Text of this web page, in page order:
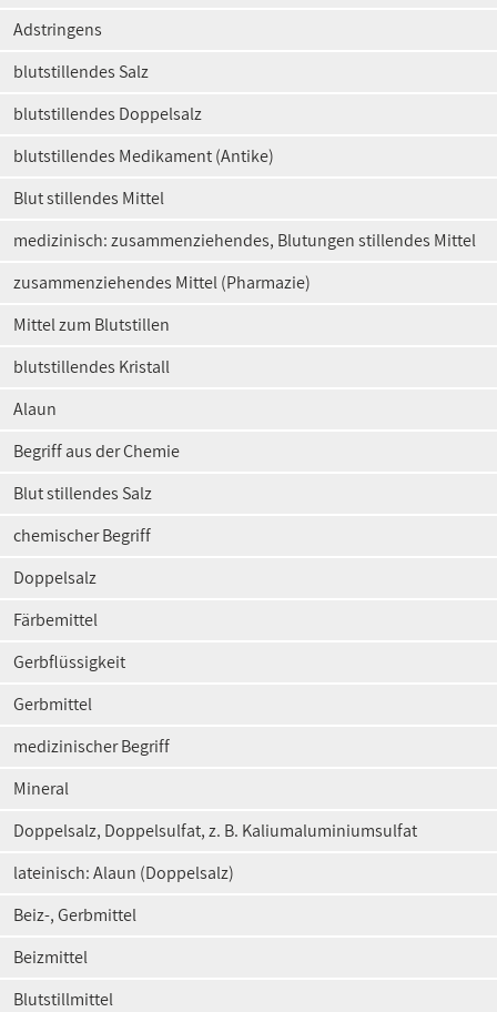
Adstringens
blutstillendes Salz
blutstillendes Doppelsalz
blutstillendes Medikament (Antike)
Blut stillendes Mittel
medizinisch: zusammenziehendes, Blutungen stillendes Mittel
zusammenziehendes Mittel (Pharmazie)
Mittel zum Blutstillen
blutstillendes Kristall
Alaun
Begriff aus der Chemie
Blut stillendes Salz
chemischer Begriff
Doppelsalz
Färbemittel
Gerbflüssigkeit
Gerbmittel
medizinischer Begriff
Mineral
Doppelsalz, Doppelsulfat, z. B. Kaliumaluminiumsulfat
lateinisch: Alaun (Doppelsalz)
Beiz-, Gerbmittel
Beizmittel
Blutstillmittel